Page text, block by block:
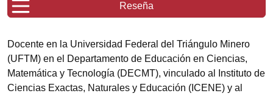
Reseña
Docente en la Universidad Federal del Triángulo Minero
(UFTM) en el Departamento de Educación en Ciencias,
Matemática y Tecnología (DECMT), vinculado al Instituto de
Ciencias Exactas, Naturales y Educación (ICENE) y al